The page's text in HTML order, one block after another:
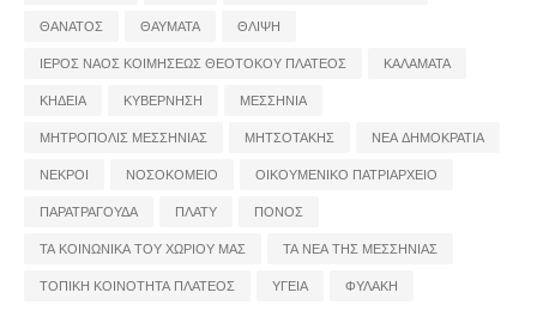
ΘΑΝΑΤΟΣ
ΘΑΥΜΑΤΑ
ΘΛΙΨΗ
ΙΕΡΟΣ ΝΑΟΣ ΚΟΙΜΗΣΕΩΣ ΘΕΟΤΟΚΟΥ ΠΛΑΤΕΟΣ
ΚΑΛΑΜΑΤΑ
ΚΗΔΕΙΑ
ΚΥΒΕΡΝΗΣΗ
ΜΕΣΣΗΝΙΑ
ΜΗΤΡΟΠΟΛΙΣ ΜΕΣΣΗΝΙΑΣ
ΜΗΤΣΟΤΑΚΗΣ
ΝΕΑ ΔΗΜΟΚΡΑΤΙΑ
ΝΕΚΡΟΙ
ΝΟΣΟΚΟΜΕΙΟ
ΟΙΚΟΥΜΕΝΙΚΟ ΠΑΤΡΙΑΡΧΕΙΟ
ΠΑΡΑΤΡΑΓΟΥΔΑ
ΠΛΑΤΥ
ΠΟΝΟΣ
ΤΑ ΚΟΙΝΩΝΙΚΑ ΤΟΥ ΧΩΡΙΟΥ ΜΑΣ
ΤΑ ΝΕΑ ΤΗΣ ΜΕΣΣΗΝΙΑΣ
ΤΟΠΙΚΗ ΚΟΙΝΟΤΗΤΑ ΠΛΑΤΕΟΣ
ΥΓΕΙΑ ΦΥΛΑΚΗ